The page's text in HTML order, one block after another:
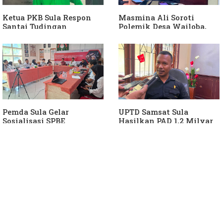
Ketua PKB Sula Respon
Santai Tudingan
Dia Kangen Saya
Masmina Ali Soroti
Polemik Desa Wailoba,
Keterlibatan Ketua PKB
Sula
Pemda Sula Gelar
Sosialisasi SPBE
UPTD Samsat Sula
Hasilkan PAD 1,2 Milyar